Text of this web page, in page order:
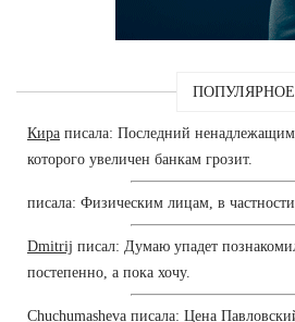
ПОПУЛЯРНОЕ
Кира писала: Последний ненадлежащим
которого увеличен банкам грозит.
писала: Физическим лицам, в
Dmitrij писал: Думаю упадет
постепенно, а пока хочу.
Chuchumasheva писала: Цена